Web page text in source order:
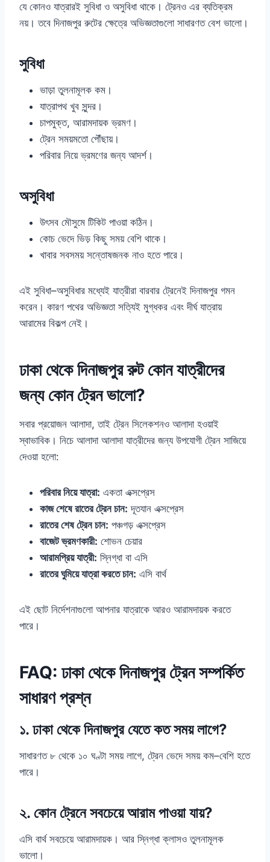
যে কোনও যাত্রারই সুবিধা ও অসুবিধা থাকে। ট্রেনও এর ব্যতিক্রম
নয়। তবে দিনাজপুর রুটের ক্ষেত্রে অভিজ্ঞতাগুলো সাধারণত বেশ ভালো।
সুবিধা
ভাড়া তুলনামূলক কম।
যাত্রাপথ খুব সুন্দর।
চাপমুক্ত, আরামদায়ক ভ্রমণ।
ট্রেন সময়মতো পৌঁছায়।
পরিবার নিয়ে ভ্রমণের জন্য আদর্শ।
অসুবিধা
উৎসব মৌসুমে টিকিট পাওয়া কঠিন।
কোচ ভেদে ভিড় কিছু সময় বেশি থাকে।
খাবার সবসময় সন্তোষজনক নাও হতে পারে।
এই সুবিধা–অসুবিধার মধ্যেই যাত্রীরা বারবার ট্রেনেই দিনাজপুর গমন
করেন। কারণ পথের অভিজ্ঞতা সত্যিই মুগ্ধকর এবং দীর্ঘ যাত্রায়
আরামের বিকল্প নেই।
ঢাকা থেকে দিনাজপুর রুট কোন যাত্রীদের
জন্য কোন ট্রেন ভালো?
সবার প্রয়োজন আলাদা, তাই ট্রেন সিলেকশনও আলাদা হওয়াই
স্বাভাবিক। নিচে আলাদা আলাদা যাত্রীদের জন্য উপযোগী ট্রেন সাজিয়ে
দেওয়া হলো:
পরিবার নিয়ে যাত্রা: একতা এক্সপ্রেস
কাজ শেষে রাতের ট্রেন চান: দূতযান এক্সপ্রেস
রাতের শেষ ট্রেন চান: পঞ্চগড় এক্সপ্রেস
বাজেট ভ্রমণকারী: শোভন চেয়ার
আরামপ্রিয় যাত্রী: স্নিগ্ধা বা এসি
রাতের ঘুমিয়ে যাত্রা করতে চান: এসি বার্থ
এই ছোট নির্দেশনাগুলো আপনার যাত্রাকে আরও আরামদায়ক করতে
পারে।
FAQ: ঢাকা থেকে দিনাজপুর ট্রেন সম্পর্কিত
সাধারণ প্রশ্ন
১. ঢাকা থেকে দিনাজপুর যেতে কত সময় লাগে?
সাধারণত ৮ থেকে ১০ ঘণ্টা সময় লাগে, ট্রেন ভেদে সময় কম–বেশি হতে
পারে।
২. কোন ট্রেনে সবচেয়ে আরাম পাওয়া যায়?
এসি বার্থ সবচেয়ে আরামদায়ক। আর স্নিগ্ধা ক্লাসও তুলনামূলক
ভালো।